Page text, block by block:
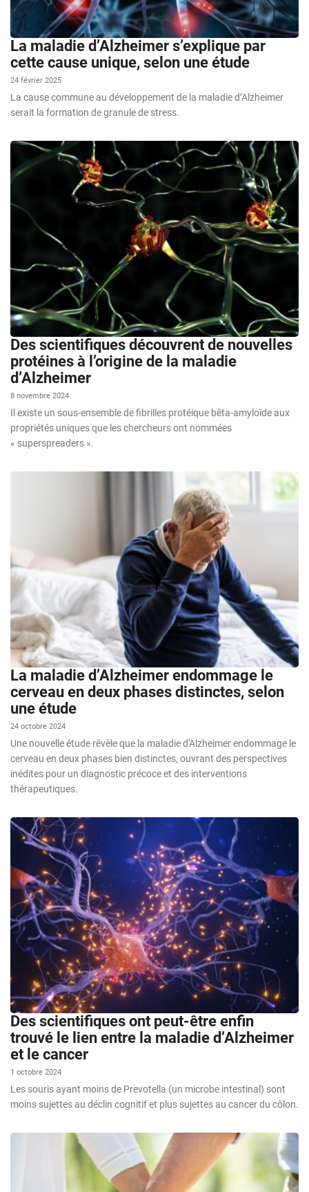
La maladie d’Alzheimer s’explique par
cette cause unique, selon une étude
24 février 2025
La cause commune au développement de la maladie d’Alzheimer
serait la formation de granule de stress.
Des scientifiques découvrent de nouvelles
protéines à l’origine de la maladie
d’Alzheimer
8 novembre 2024
Il existe un sous-ensemble de fibrilles protéique bêta-amyloïde aux
propriétés uniques que les chercheurs ont nommées
« superspreaders ».
La maladie d’Alzheimer endommage le
cerveau en deux phases distinctes, selon
une étude
24 octobre 2024
Une nouvelle étude révèle que la maladie d'Alzheimer endommage le
cerveau en deux phases bien distinctes, ouvrant des perspectives
inédites pour un diagnostic précoce et des interventions
thérapeutiques.
Des scientifiques ont peut-être enfin
trouvé le lien entre la maladie d’Alzheimer
et le cancer
1 octobre 2024
Les souris ayant moins de Prevotella (un microbe intestinal) sont
moins sujettes au déclin cognitif et plus sujettes au cancer du côlon.